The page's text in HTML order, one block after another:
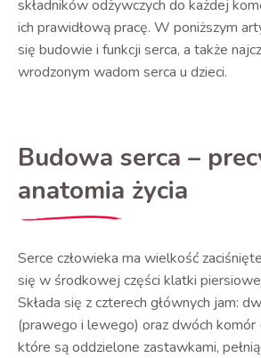
składników odżywczych do każdej
ich prawidłową pracę. W poniższym
się budowie i funkcji serca, a także
wrodzonym wadom serca u dzieci.
Budowa serca –
anatomia życia
Serce człowieka ma wielkość
się w środkowej części klatki
Składa się z czterech głównych jam:
(prawego i lewego) oraz dwóch
które są oddzielone zastawkami,